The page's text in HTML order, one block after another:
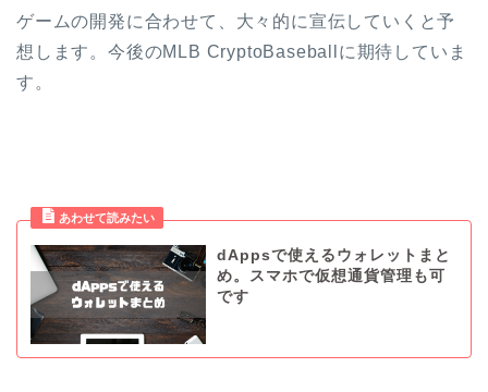
ゲームの開発に合わせて、大々的に宣伝していくと予
想します。今後のMLB CryptoBaseballに期待していま
す。
dAppsで使えるウォレットまと
め。スマホで仮想通貨管理も可
です